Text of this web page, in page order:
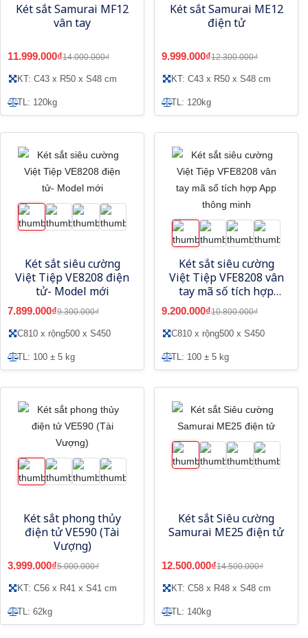
Két sắt Samurai MF12
vân tay
11.999.000₫14.000.000₫
KT: C43 x R50 x S48 cm
TL: 120kg
Két sắt Samurai ME12
điện tử
9.999.000₫12.300.000₫
KT: C43 x R50 x S48 cm
TL: 120kg
Két sắt siêu cường
Việt Tiệp VE8208 điện
tử- Model mới
7.899.000₫9.300.000₫
C810 x rộng500 x S450
TL: 100 ± 5 kg
Két sắt siêu cường
Việt Tiệp VFE8208 vân
tay mã số tích hợp
App thông minh
9.200.000₫10.800.000₫
C810 x rộng500 x S450
TL: 100 ± 5 kg
Két sắt phong thủy
điện tử VE590 (Tài
Vượng)
3.999.000₫5.000.000₫
KT: C56 x R41 x S41 cm
TL: 62kg
Két sắt Siêu cường
Samurai ME25 điện tử
12.500.000₫14.500.000₫
KT: C58 x R48 x S48 cm
TL: 140kg